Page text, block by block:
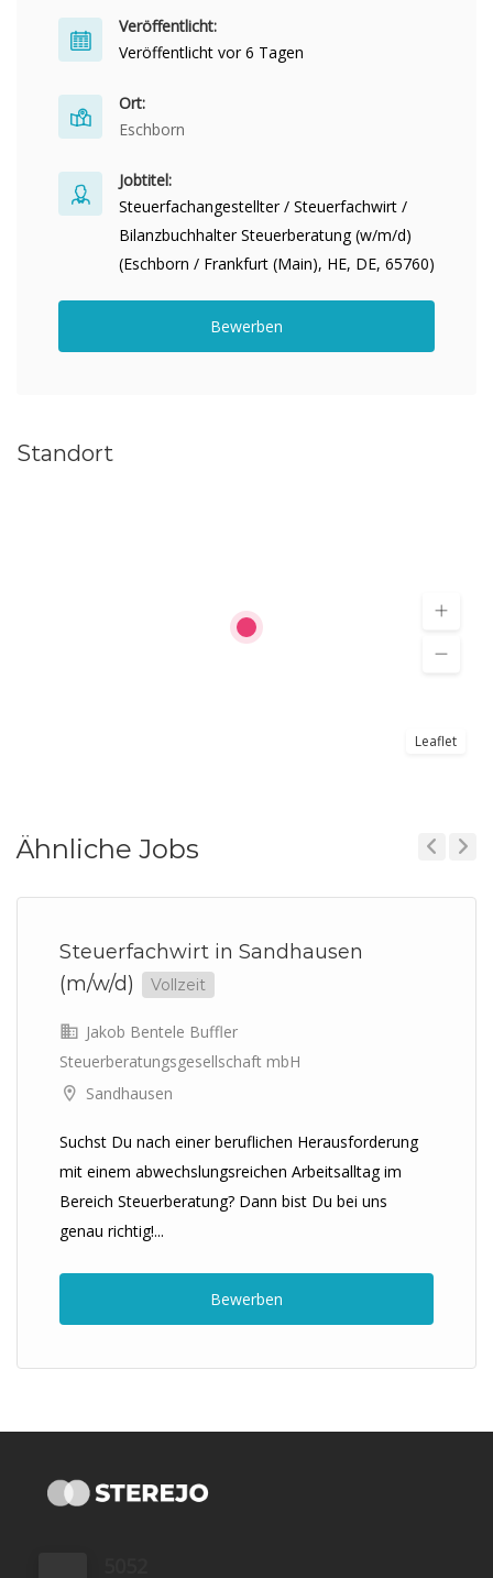
Veröffentlicht:
Veröffentlicht vor 6 Tagen
Ort:
Eschborn
Jobtitel:
Steuerfachangestellter / Steuerfachwirt /
Bilanzbuchhalter Steuerberatung (w/m/d)
(Eschborn / Frankfurt (Main), HE, DE, 65760)
Bewerben
Standort
Leaflet
Ähnliche Jobs
Steuerfachwirt in Sandhausen
(m/w/d)
Vollzeit
Jakob Bentele Buffler
Steuerberatungsgesellschaft mbH
Sandhausen
Suchst Du nach einer beruflichen Herausforderung
mit einem abwechslungsreichen Arbeitsalltag im
Bereich Steuerberatung? Dann bist Du bei uns
genau richtig!...
Bewerben